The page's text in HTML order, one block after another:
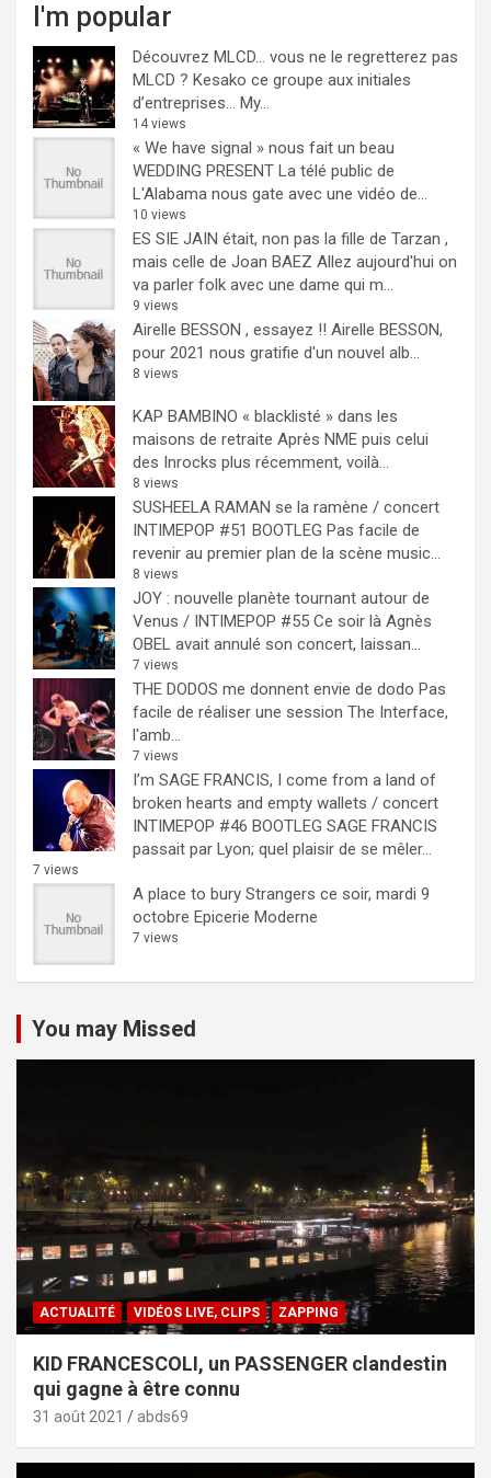
I'm popular
Découvrez MLCD… vous ne le regretterez pas
MLCD ? Kesako ce groupe aux initiales
d’entreprises… My...
14 views
« We have signal » nous fait un beau
WEDDING PRESENT La télé public de
L'Alabama nous gate avec une vidéo de...
10 views
ES SIE JAIN était, non pas la fille de Tarzan ,
mais celle de Joan BAEZ Allez aujourd'hui on
va parler folk avec une dame qui m...
9 views
Airelle BESSON , essayez !! Airelle BESSON,
pour 2021 nous gratifie d'un nouvel alb...
8 views
KAP BAMBINO « blacklisté » dans les
maisons de retraite Après NME puis celui
des Inrocks plus récemment, voilà...
8 views
SUSHEELA RAMAN se la ramène / concert
INTIMEPOP #51 BOOTLEG Pas facile de
revenir au premier plan de la scène music...
8 views
JOY : nouvelle planète tournant autour de
Venus / INTIMEPOP #55 Ce soir là Agnès
OBEL avait annulé son concert, laissan...
7 views
THE DODOS me donnent envie de dodo Pas
facile de réaliser une session The Interface,
l'amb...
7 views
I’m SAGE FRANCIS, I come from a land of
broken hearts and empty wallets / concert
INTIMEPOP #46 BOOTLEG SAGE FRANCIS
passait par Lyon; quel plaisir de se mêler...
7 views
A place to bury Strangers ce soir, mardi 9
octobre Epicerie Moderne
7 views
You may Missed
ACTUALITÉ VIDÉOS LIVE, CLIPS ZAPPING
KID FRANCESCOLI, un PASSENGER clandestin
qui gagne à être connu
31 août 2021 abds69